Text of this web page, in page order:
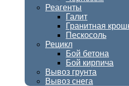
Реагенты
Галит
Гранитная
Пескосоль
Рецикл
Бой бетона
Бой кирпича
Вывоз грунта
Вывоз снега